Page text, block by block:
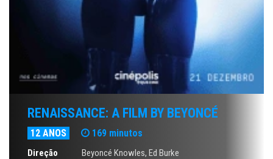
RENAISSANCE: A FILM BY BEYONCÉ
12 ANOS 169 minutos
Direção Beyoncé Knowles, Ed Burke